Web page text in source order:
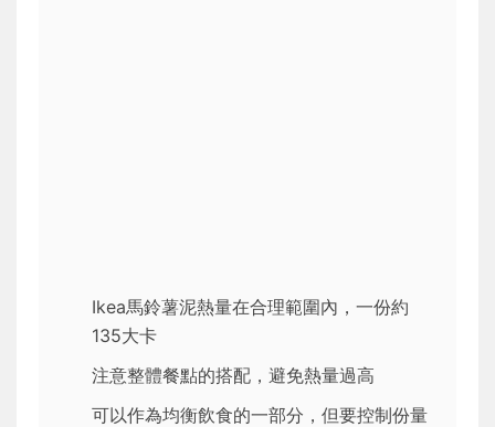
Ikea馬鈴薯泥熱量在合理範圍內，一份約
135大卡
注意整體餐點的搭配，避免熱量過高
可以作為均衡飲食的一部分，但要控制份量